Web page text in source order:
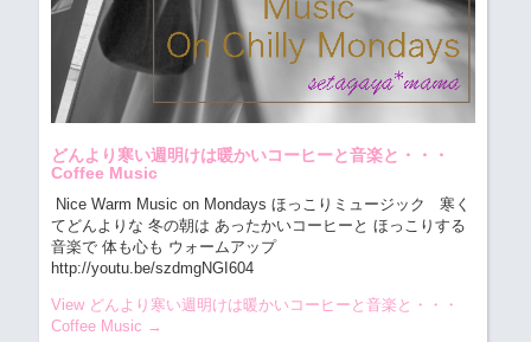
どんより寒い週明けは暖かいコーヒーと音楽と・・・
Coffee Music
Nice Warm Music on Mondays ほっこりミュージック
寒く
てどんよりな 冬の朝は あったかいコーヒーと ほっこりする
音楽で 体も心も ウォームアップ
http://youtu.be/szdmgNGI604
View どんより寒い週明けは暖かいコーヒーと音楽と・・・
Coffee Music →